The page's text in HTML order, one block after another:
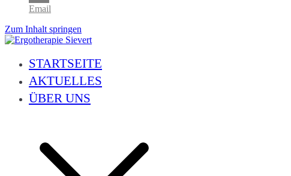
Email
Zum Inhalt springen
Ergotherapie Sievert
Geriatrie, Neurologie, Handtherapie, Orthopädie, Pädiatrie und vieles mehr...
STARTSEITE
AKTUELLES
ÜBER UNS